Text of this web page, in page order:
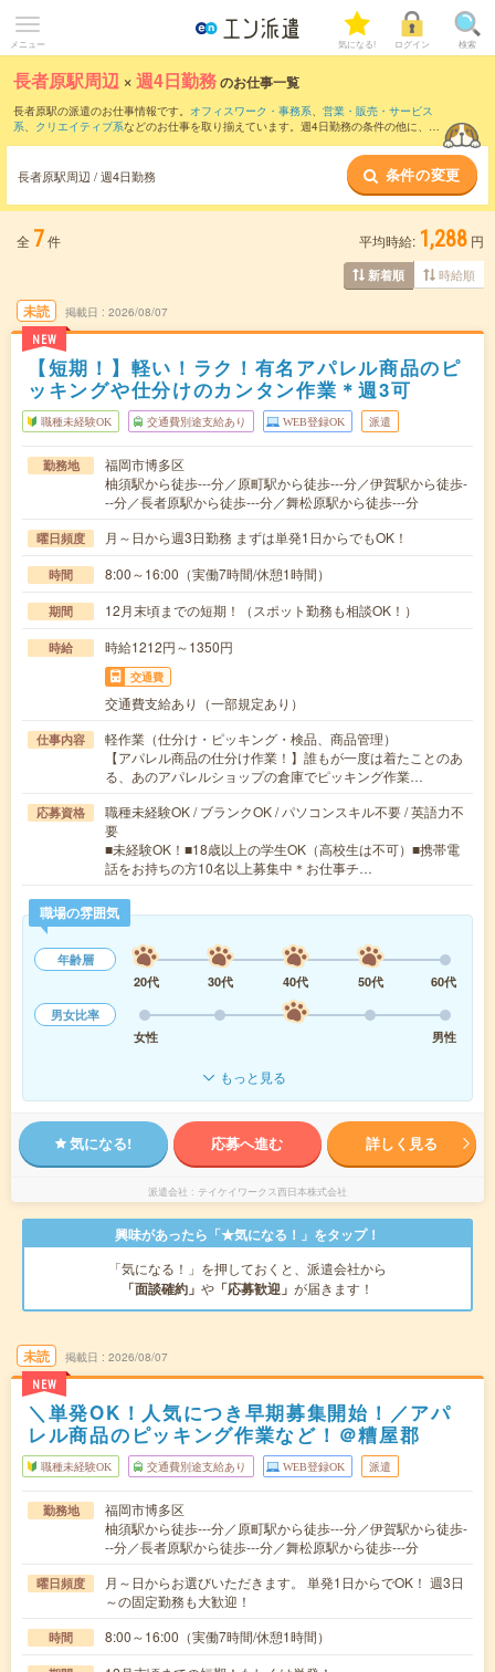
メニュー 気になる! ログイン 検索
長者原駅周辺 ×週4日勤務のお仕事一覧
長者原駅の派遣のお仕事情報です。 オフィスワーク・事務系、 営業・販売・サービス
系、 クリエイティブ系などのお仕事を取り揃えています。週4日勤務の条件の他に、 交
長者原駅周辺 / 週4日勤務 条件の変更
全 7件 平均時給: 1,288 円
新着順 時給順
未読
NEW
掲載日 2026/08/07
【短期！】軽い！ラク！有名アパレル商品のピ
ッキングや仕分けのカンタン作業＊週3可
職種未経験OK 交通費別途支給あり WEB登録OK 派遣
勤務地
福岡市博多区
柚須駅から徒歩---分／原町駅から徒歩---分／伊賀駅から徒歩-
--分／長者原駅から徒歩---分／舞松原駅から徒歩---分
曜日頻度 月～日から週3日勤務 まずは単発1日からでもOK！
時間 8:00～16:00（実働7時間/休憩1時間）
期間 12月末頃までの短期！（スポット勤務も相談OK！）
時給 時給1212円～1350円
交通費
交通費支給あり（一部規定あり）
仕事内容
軽作業（仕分け・ピッキング・検品、商品管理）
【アパレル商品の仕分け作業！】誰もが一度は着たことのあ
る、あのアパレルショップの倉庫でピッキング作業…
応募資格
職種未経験OK / ブランクOK / パソコンスキル不要 / 英語力不
要
■未経験OK！■18歳以上の学生OK（高校生は不可）■携帯電
話をお持ちの方10名以上募集中＊お仕事チ…
職場の雰囲気
年齢層
20代
30代 40代 50代
60代
男女比率
女性
男性
もっと見る
気になる! 応募へ進む 詳しく見る
派遣会社 テイケイワークス西日本株式会社
興味があったら「★気になる！」をタップ！
「気になる！」を押しておくと、派遣会社から
「面談確約」 や 「応募歓迎」 が届きます！
未読
NEW
掲載日 2026/08/07
＼単発OK！人気につき早期募集開始！／アパ
レル商品のピッキング作業など！＠糟屋郡
職種未経験OK 交通費別途支給あり WEB登録OK 派遣
勤務地
福岡市博多区
柚須駅から徒歩---分／原町駅から徒歩---分／伊賀駅から徒歩-
--分／長者原駅から徒歩---分／舞松原駅から徒歩---分
曜日頻度
月～日からお選びいただきます。 単発1日からでOK！ 週3日
～の固定勤務も大歓迎！
時間 8:00～16:00（実働7時間/休憩1時間）